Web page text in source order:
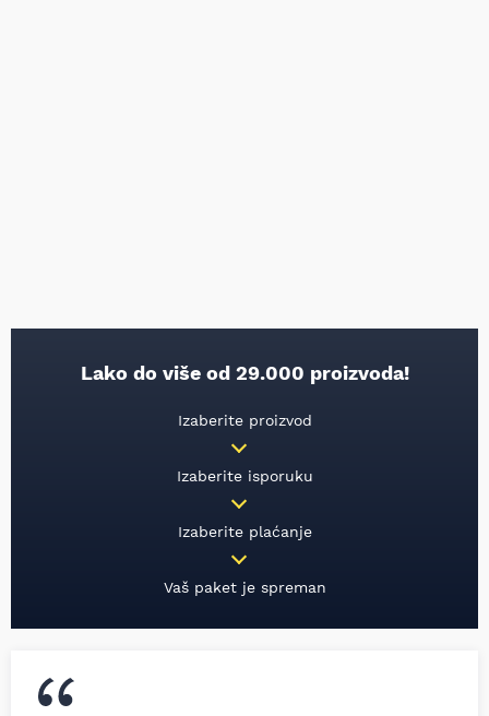
Lako do više od 29.000 proizvoda!
Izaberite proizvod
Izaberite isporuku
Izaberite plaćanje
Vaš paket je spreman